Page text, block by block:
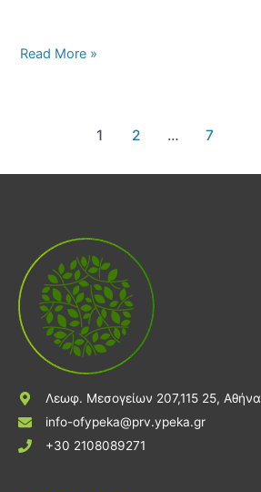
Read More »
1 2 … 7
Λεωφ. Μεσογείων 207,115 25, Αθήνα
info-ofypeka@prv.ypeka.gr
+30 2108089271